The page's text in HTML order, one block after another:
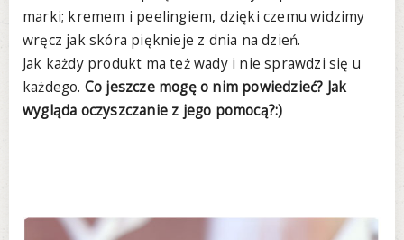
marki; kremem i peelingiem, dzięki czemu widzimy
wręcz jak skóra pięknieje z dnia na dzień.
Jak każdy produkt ma też wady i nie sprawdzi się u
każdego. Co jeszcze mogę o nim powiedzieć? Jak
wygląda oczyszczanie z jego pomocą?:)